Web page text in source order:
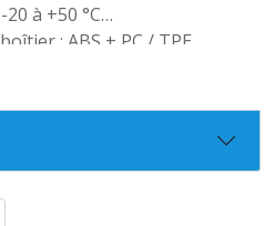
à +50 °C
: ABS + PC / TPE
IP65 avec TopSafe
-20 à +50 °C